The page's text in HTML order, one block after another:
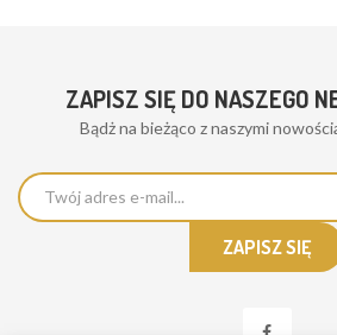
ZAPISZ SIĘ DO NASZEGO
Bądż na bieżąco z naszymi